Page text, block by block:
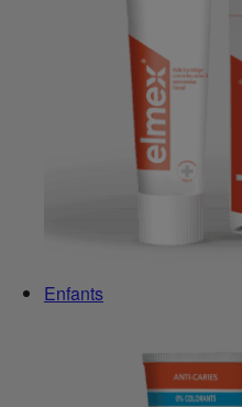
Enfants